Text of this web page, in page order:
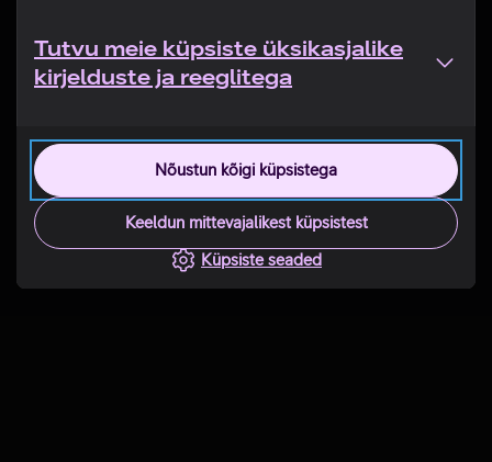
Tutvu meie küpsiste üksikasjalike
kirjelduste ja reeglitega
Nõustun kõigi küpsistega
Keeldun mittevajalikest küpsistest
Küpsiste seaded